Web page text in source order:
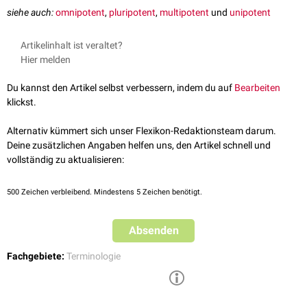
siehe auch:omnipotent, pluripotent, multipotent und unipotent
Artikelinhalt ist veraltet?
Hier melden
Du kannst den Artikel selbst verbessern, indem du auf Bearbeiten
klickst.
Alternativ kümmert sich unser Flexikon-Redaktionsteam darum.
Deine zusätzlichen Angaben helfen uns, den Artikel schnell und
vollständig zu aktualisieren:
500 Zeichen verbleibend. Mindestens 5 Zeichen benötigt.
Absenden
Fachgebiete: Terminologie